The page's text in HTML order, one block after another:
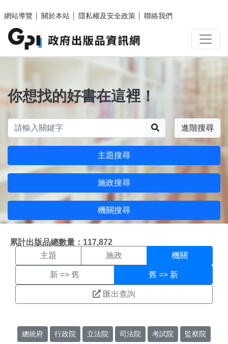
網站導覽
關於本站 隱私權及安全政策 聯絡我們
你想找的好書在這裡！
進階搜尋
主題搜尋
施政搜尋
機關搜尋
累計出版品總數量：117,872
機關搜尋結果頁面
主題 施政 機關
新 => 舊 舊 => 新
匯出查詢
總統府 行政院 立法院 司法院 考試院 監察院